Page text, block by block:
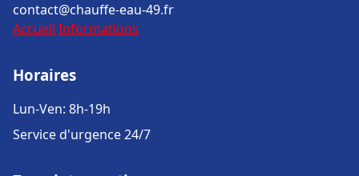
contact@chauffe-eau-49.fr
Accueil Informations
Horaires
Lun-Ven: 8h-19h
Service d'urgence 24/7